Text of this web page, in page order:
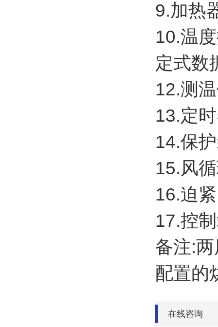
9.加热
10.温
定式数
12.测
13.定
14.保
15.风
16.迫
17.控
备注:
配置的
在线咨询